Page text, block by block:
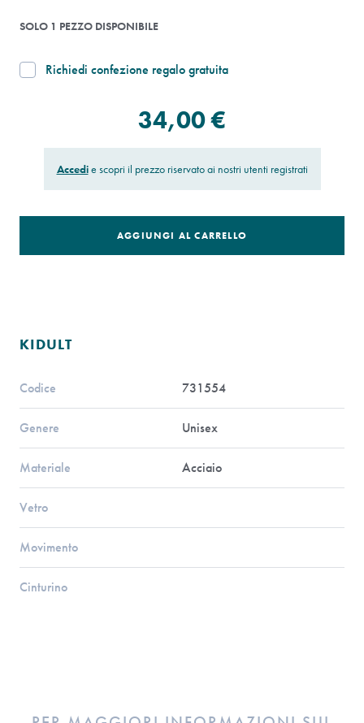
SOLO 1 PEZZO DISPONIBILE
Richiedi confezione regalo gratuita
34,00 €
Accedie scopri il prezzo riservato ai nostri utenti registrati
AGGIUNGI AL CARRELLO
KIDULT
Codice 731554
Genere Unisex
Materiale Acciaio
Vetro
Movimento
Cinturino